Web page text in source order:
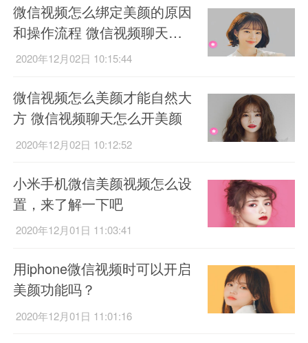
微信视频怎么绑定美颜的原因
和操作流程 微信视频聊天怎
么开美颜
2020年12月02日 10:15:44
微信视频怎么美颜才能自然大
方 微信视频聊天怎么开美颜
2020年12月02日 10:12:52
小米手机微信美颜视频怎么设
置，来了解一下吧
2020年12月01日 11:03:41
用iphone微信视频时可以开启
美颜功能吗？
2020年12月01日 11:01:16